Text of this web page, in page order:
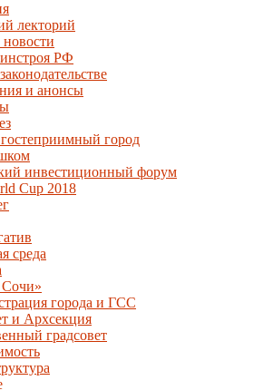
лекторий
РФ
и анонсы
город
инвестиционный форум
Cup 2018
среда
города и ГСС
и Архсекция
градсовет